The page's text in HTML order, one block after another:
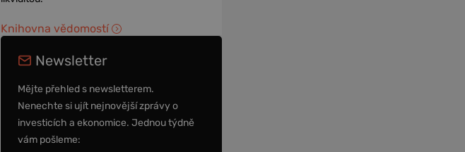
Knihovna vědomostí
Newsletter
Mějte přehled s newsletterem.
Nenechte si ujít nejnovější zprávy o
investicích a ekonomice. Jednou týdně
vám pošleme: